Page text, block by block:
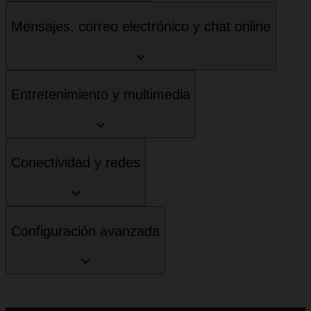
Mensajes, correo electrónico y chat online
Entretenimiento y multimedia
Conectividad y redes
Configuración avanzada